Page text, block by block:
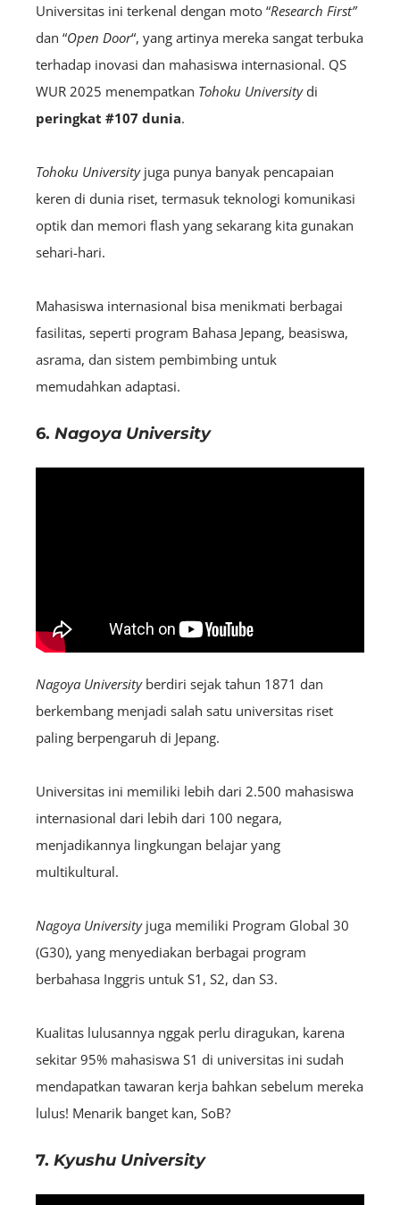
Universitas ini terkenal dengan moto “Research First”
dan “Open Door“, yang artinya mereka sangat terbuka
terhadap inovasi dan mahasiswa internasional. QS
WUR 2025 menempatkan Tohoku Universitydi
peringkat #107 dunia.
Tohoku Universityjuga punya banyak pencapaian
keren di dunia riset, termasuk teknologi komunikasi
optik dan memori flash yang sekarang kita gunakan
sehari-hari.
Mahasiswa internasional bisa menikmati berbagai
fasilitas, seperti program Bahasa Jepang, beasiswa,
asrama, dan sistem pembimbing untuk
memudahkan adaptasi.
6. Nagoya University
Nagoya Universityberdiri sejak tahun 1871 dan
berkembang menjadi salah satu universitas riset
paling berpengaruh di Jepang.
Universitas ini memiliki lebih dari 2.500 mahasiswa
internasional dari lebih dari 100 negara,
menjadikannya lingkungan belajar yang
multikultural.
Nagoya Universityjuga memiliki Program Global 30
(G30), yang menyediakan berbagai program
berbahasa Inggris untuk S1, S2, dan S3.
Kualitas lulusannya nggak perlu diragukan, karena
sekitar 95% mahasiswa S1 di universitas ini sudah
mendapatkan tawaran kerja bahkan sebelum mereka
lulus! Menarik banget kan, SoB?
7. Kyushu University